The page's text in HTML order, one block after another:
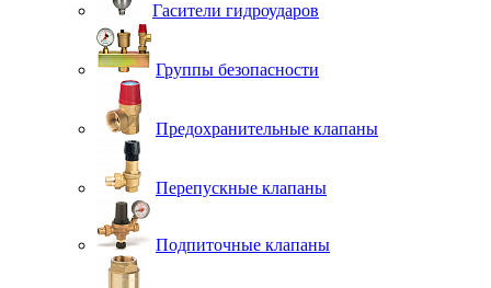
Гасители гидроударов
Группы безопасности
Предохранительные клапаны
Перепускные клапаны
Подпиточные клапаны